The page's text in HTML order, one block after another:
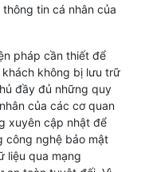
tin cá nhân của
pháp cần thiết để
không bị lưu trữ
đầy đủ những quy
của các cơ quan
xuyên cập nhật để
công nghệ bảo mật
liệu qua mạng